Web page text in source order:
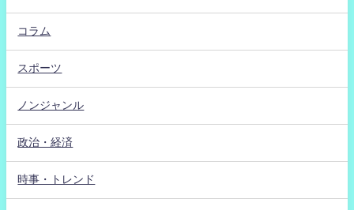
コラム
スポーツ
ノンジャンル
政治・経済
時事・トレンド